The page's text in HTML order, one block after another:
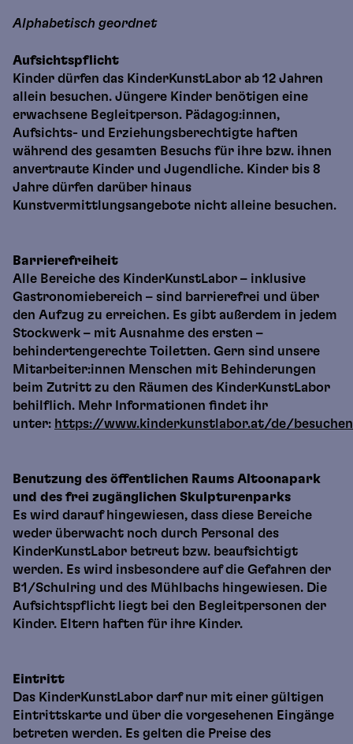
Alphabetisch geordnet
Aufsichtspflicht
Kinder dürfen das KinderKunstLabor ab 12 Jahren
allein besuchen. Jüngere Kinder benötigen eine
erwachsene Begleitperson. Pädagog:innen,
Aufsichts- und Erziehungsberechtigte haften
während des gesamten Besuchs für ihre bzw. ihnen
anvertraute Kinder und Jugendliche. Kinder bis 8
Jahre dürfen darüber hinaus
Kunstvermittlungsangebote nicht alleine besuchen.
Barrierefreiheit
Alle Bereiche des KinderKunstLabor – inklusive
Gastronomiebereich – sind barrierefrei und über
den Aufzug zu erreichen. Es gibt außerdem in jedem
Stockwerk – mit Ausnahme des ersten –
behindertengerechte Toiletten. Gern sind unsere
Mitarbeiter:innen Menschen mit Behinderungen
beim Zutritt zu den Räumen des KinderKunstLabor
behilflich. Mehr Informationen findet ihr
unter: https://www.kinderkunstlabor.at/de/
Benutzung des öffentlichen Raums Altoonapark
und des frei zugänglichen Skulpturenparks
Es wird darauf hingewiesen, dass diese Bereiche
weder überwacht noch durch Personal des
KinderKunstLabor betreut bzw. beaufsichtigt
werden. Es wird insbesondere auf die Gefahren der
B1/Schulring und des Mühlbachs hingewiesen. Die
Aufsichtspflicht liegt bei den Begleitpersonen der
Kinder. Eltern haften für ihre Kinder.
Eintritt
Das KinderKunstLabor darf nur mit einer gültigen
Eintrittskarte und über die vorgesehenen Eingänge
betreten werden. Es gelten die Preise des